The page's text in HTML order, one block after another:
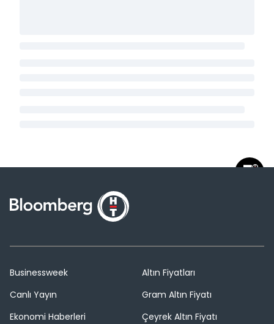
Businessweek
Canlı Yayın
Ekonomi Haberleri
Altın Fiyatları
Gram Altın Fiyatı
Çeyrek Altın Fiyatı